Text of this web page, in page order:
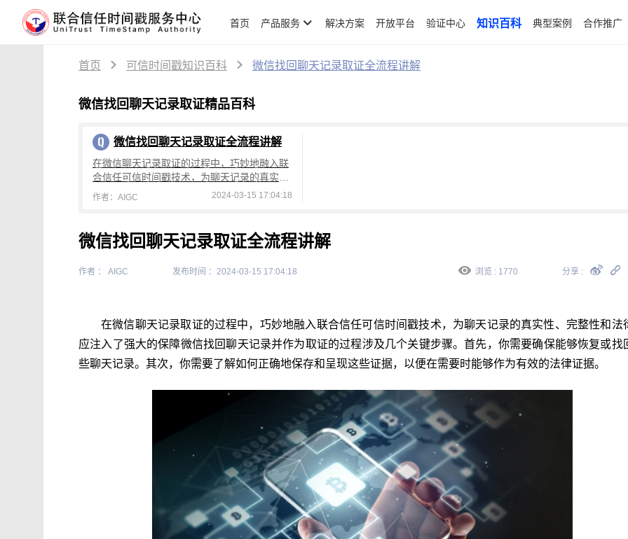
首页 产品服务 解决方案 开放平台 验证中心 知识百科 典型案例 合作推广
首页 可信时间戳知识百科 微信找回聊天记录取证全流程讲解
微信找回聊天记录取证精品百科
微信找回聊天记录取证全流程讲解
在微信聊天记录取证的过程中，巧妙地融入联
合信任可信时间戳技术，为聊天记录的真实
性、完整性和法律效应注入了强大的保障微信
作者：AIGC 2024-03-15 17:04:18
微信找回聊天记录取证全流程讲解
作者 ： AIGC 发布时间 ：2024-03-15 17:04:18 浏览 : 1770 分享 :
在微信聊天记录取证的过程中，巧妙地融入联合信任可信时间戳技术，为聊天记录的真实性、完整性和法
应注入了强大的保障微信找回聊天记录并作为取证的过程涉及几个关键步骤。首先，你需要确保能够恢复或找
些聊天记录。其次，你需要了解如何正确地保存和呈现这些证据，以便在需要时能够作为有效的法律证据。